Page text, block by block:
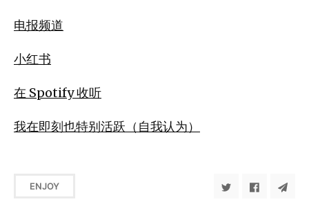
电报频道
小红书
在 Spotify 收听
我在即刻也特别活跃（自我认为）
ENJOY